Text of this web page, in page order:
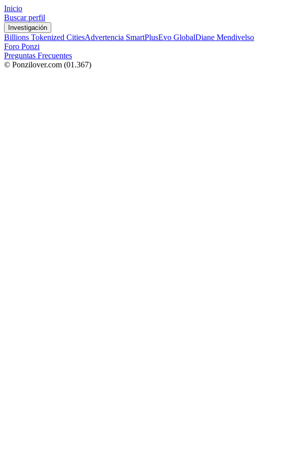
Inicio
Buscar perfil
Investigación
Billions Tokenized CitiesAdvertencia SmartPlusEvo GlobalDiane Mendivelso
Foro Ponzi
Preguntas Frecuentes
© Ponzilover.com (01.367)